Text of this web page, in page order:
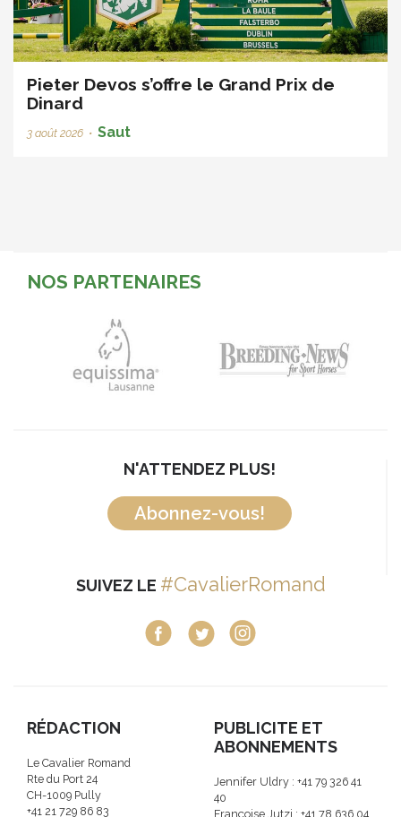
Pieter Devos s’offre le Grand Prix de
Dinard
3 août 2026 • Saut
NOS PARTENAIRES
N'ATTENDEZ PLUS!
Abonnez-vous!
SUIVEZ LE #CavalierRomand
RÉDACTION
Le Cavalier Romand
Rte du Port 24
CH-1009 Pully
+41 21 729 86 83
PUBLICITE ET
ABONNEMENTS
Jennifer Uldry : +41 79 326 41
40
Françoise Jutzi : +41 78 636 04